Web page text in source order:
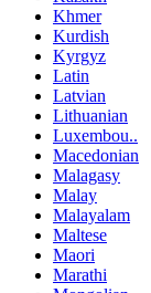
Khmer
Kurdish
Kyrgyz
Latin
Latvian
Lithuanian
Luxembou..
Macedonian
Malagasy
Malay
Malayalam
Maltese
Maori
Marathi